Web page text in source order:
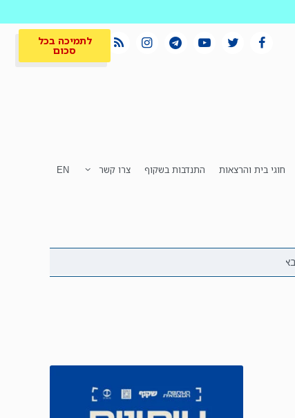
לתמיכה בכל
סכום
חוגי בית והרצאות התנדבות בשקוף צרו קשר EN
המקום הכי חם לתמיכה בכל